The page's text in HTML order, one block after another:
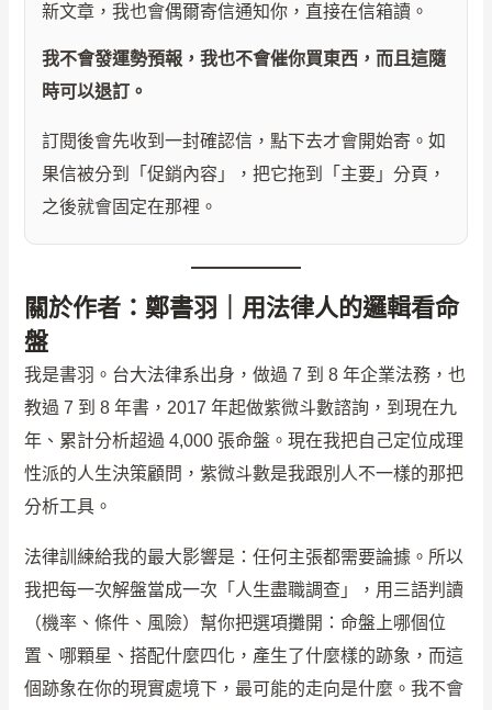
新文章，我也會偶爾寄信通知你，直接在信箱讀。
我不會發運勢預報，我也不會催你買東西，而且這隨
時可以退訂。
訂閱後會先收到一封確認信，點下去才會開始寄。如
果信被分到「促銷內容」，把它拖到「主要」分頁，
之後就會固定在那裡。
關於作者：鄭書羽｜用法律人的邏輯看命
盤
我是書羽。台大法律系出身，做過 7 到 8 年企業法務，也
教過 7 到 8 年書，2017 年起做紫微斗數諮詢，到現在九
年、累計分析超過 4,000 張命盤。現在我把自己定位成理
性派的人生決策顧問，紫微斗數是我跟別人不一樣的那把
分析工具。
法律訓練給我的最大影響是：任何主張都需要論據。所以
我把每一次解盤當成一次「人生盡職調查」，用三語判讀
（機率、條件、風險）幫你把選項攤開：命盤上哪個位
置、哪顆星、搭配什麼四化，產生了什麼樣的跡象，而這
個跡象在你的現實處境下，最可能的走向是什麼。我不會